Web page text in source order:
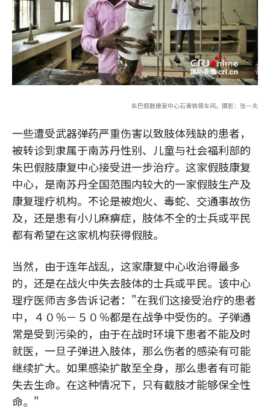
朱巴假肢康复中心石膏铸模车间。摄影：张一夫
一些遭受武器弹药严重伤害以致肢体残缺的患者，
被转诊到隶属于南苏丹性别、儿童与社会福利部的
朱巴假肢康复中心接受进一步治疗。这家假肢康复
中心，是南苏丹全国范围内较大的一家假肢生产及
康复理疗机构。不论是被炮火、毒蛇、交通事故伤
及，还是患有小儿麻痹症，肢体不全的士兵或平民
都有希望在这家机构获得假肢。
当然，由于连年战乱，这家康复中心收治得最多
的，还是在战火中失去肢体的士兵或平民。该中心
理疗医师吉多告诉记者："在我们这接受治疗的患者
中，４０％－５０％都是在战争中受伤的。子弹通
常是受到污染的，由于在战时环境下患者不能及时
就医，一旦子弹进入肢体，那么伤者的感染有可能
继续扩大。如果感染扩散至全身，那么患者有可能
失去生命。在这种情况下，只有截肢才能够保全性
命。"